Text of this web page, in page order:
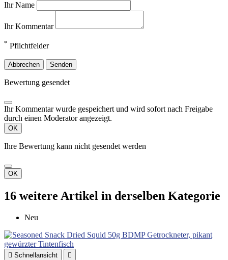
Ihr Name
Ihr Kommentar
* Pflichtfelder
Abbrechen Senden
Bewertung gesendet
Ihr Kommentar wurde gespeichert und wird sofort nach Freigabe
durch einen Moderator angezeigt.
OK
Ihre Bewertung kann nicht gesendet werden
OK
16 weitere Artikel in derselben Kategorie
Neu
 Schnellansicht 